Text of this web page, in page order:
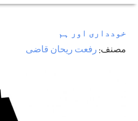
خودداری اور ہم
مصنف: رفعت ريحان قاضی